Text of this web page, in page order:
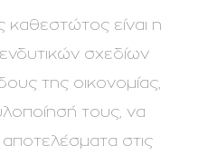
είναι η
σχεδίων
της οικονομίας,
τους, να
στις